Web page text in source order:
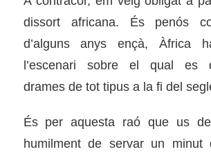
dissort africana. És penós
d’alguns anys ençà, Àfrica
l’escenari sobre el qual es
drames de tot tipus a la fi del
És per aquesta raó que us
humilment de servar un minut